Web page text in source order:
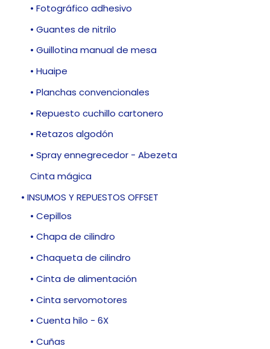
• Fotográfico adhesivo
• Guantes de nitrilo
• Guillotina manual de mesa
• Huaipe
• Planchas convencionales
• Repuesto cuchillo cartonero
• Retazos algodón
• Spray ennegrecedor - Abezeta
Cinta mágica
• INSUMOS Y REPUESTOS OFFSET
• Cepillos
• Chapa de cilindro
• Chaqueta de cilindro
• Cinta de alimentación
• Cinta servomotores
• Cuenta hilo - 6X
• Cuñas